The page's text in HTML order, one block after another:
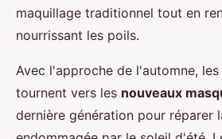
maquillage traditionnel tout en
nourrissant les poils.
Avec l'approche de l'automne,
tournent vers les nouveaux
dernière génération pour réparer